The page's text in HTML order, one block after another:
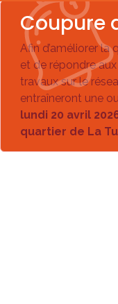
Coupure
Afin d’améliorer
et de répondre
travaux sur le
entraîneront une
lundi 20 avril
quartier de La